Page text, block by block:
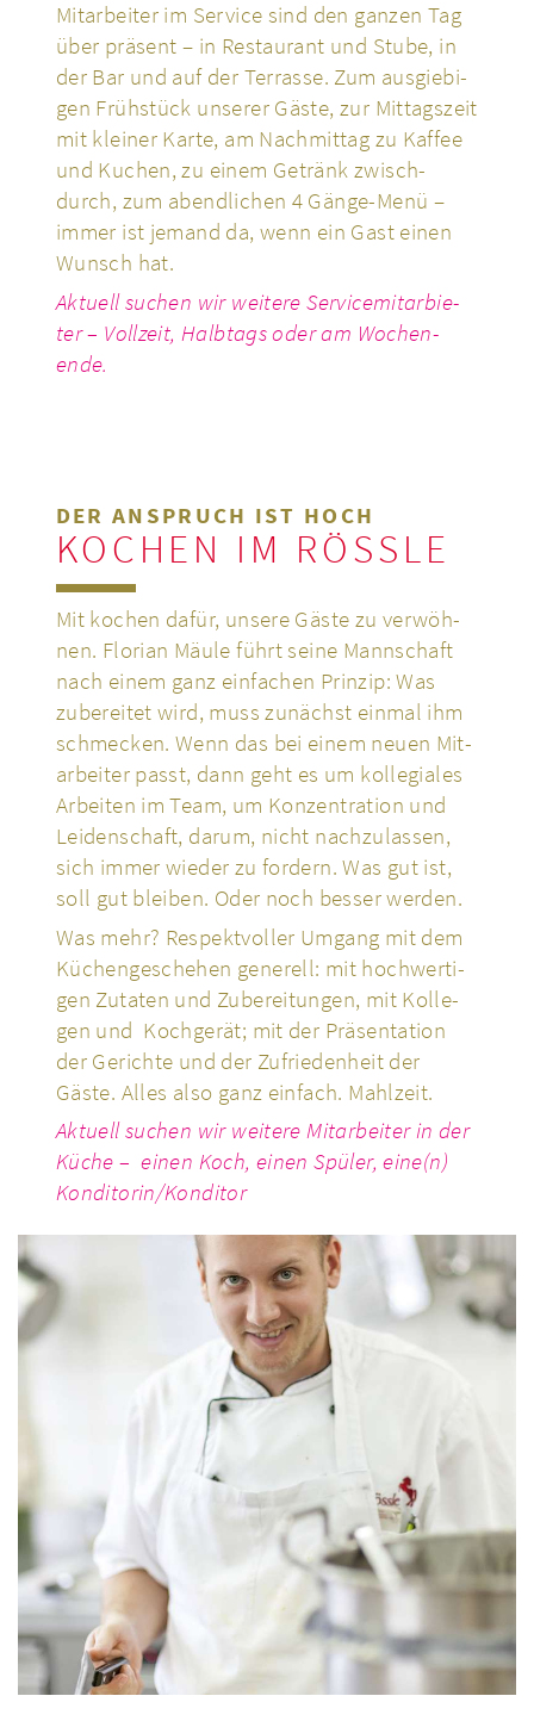
Mit­ar­bei­ter im Service sind den ganzen Tag
über präsent – in Restau­rant und Stube, in
der Bar und auf der Ter­rasse. Zum aus­gie­bi­
gen Früh­stück unserer Gäste, zur Mit­tags­zeit
mit kleiner Karte, am Nach­mit­tag zu Kaffee
und Kuchen, zu einem Getränk zwisch­
durch, zum abend­li­chen 4 Gänge-Menü –
immer ist jemand da, wenn ein Gast einen
Wunsch hat.
Aktuell suchen wir weitere Ser­vice­mitar­bie­
ter – Voll­zeit, Halb­tags oder am Wochen­
ende.
DER ANSPRUCH IST HOCH
KOCHEN IM RÖSSLE
Mit kochen dafür, unsere Gäste zu ver­wöh­
nen. Florian Mäule führt seine Mann­schaft
nach einem ganz ein­fa­chen Prinzip: Was
zube­rei­tet wird, muss zunächst einmal ihm
schme­cken. Wenn das bei einem neuen Mit­
ar­bei­ter passt, dann geht es um kol­le­gia­les
Arbei­ten im Team, um Kon­zen­tra­tion und
Lei­den­schaft, darum, nicht nach­zu­las­sen,
sich immer wieder zu fordern. Was gut ist,
soll gut bleiben. Oder noch besser werden.
Was mehr? Respekt­vol­ler Umgang mit dem
Küchen­ge­sche­hen gene­rell: mit hoch­wer­ti­
gen Zutaten und Zube­rei­tun­gen, mit Kol­le­
gen und Koch­ge­rät; mit der Prä­sen­ta­tion
der Gerichte und der Zufrie­den­heit der
Gäste. Alles also ganz einfach. Mahl­zeit.
Aktuell suchen wir weitere Mit­ar­bei­ter in der
Küche – einen Koch, einen Spüler, eine(n)
Kon­di­to­rin/Kon­di­tor